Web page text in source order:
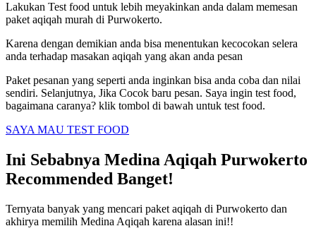
Lakukan Test food untuk lebih meyakinkan anda dalam memesan
paket aqiqah murah di Purwokerto.
Karena dengan demikian anda bisa menentukan kecocokan selera
anda terhadap masakan aqiqah yang akan anda pesan
Paket pesanan yang seperti anda inginkan bisa anda coba dan nilai
sendiri. Selanjutnya, Jika Cocok baru pesan. Saya ingin test food,
bagaimana caranya? klik tombol di bawah untuk test food.
SAYA MAU TEST FOOD
Ini Sebabnya Medina Aqiqah Purwokerto
Recommended Banget!
Ternyata banyak yang mencari paket aqiqah di Purwokerto dan
akhirya memilih Medina Aqiqah karena alasan ini!!